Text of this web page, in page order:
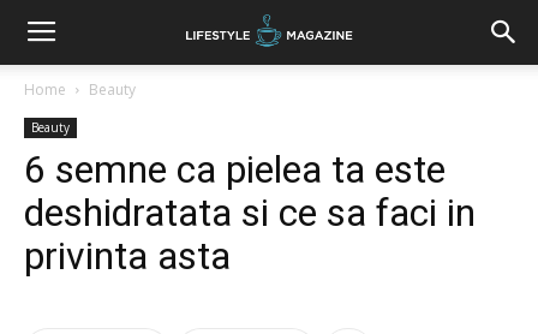
Home Beauty
Beauty
6 semne ca pielea ta este
deshidratata si ce sa faci in
privinta asta